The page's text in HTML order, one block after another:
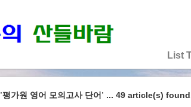
List
'평가원 영어 모의고사 단어' ... 49 article(s)